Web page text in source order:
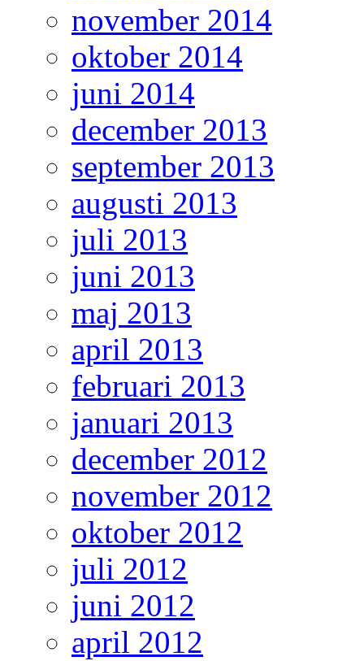
november 2014
oktober 2014
juni 2014
december 2013
september 2013
augusti 2013
juli 2013
juni 2013
maj 2013
april 2013
februari 2013
januari 2013
december 2012
november 2012
oktober 2012
juli 2012
juni 2012
april 2012